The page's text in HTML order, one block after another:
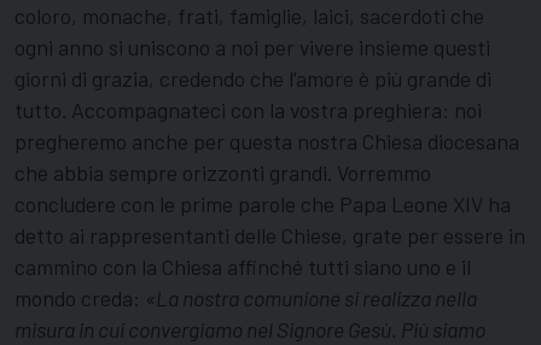
coloro, monache, frati, famiglie, laici, sacerdoti che
ogni anno si uniscono a noi per vivere insieme questi
giorni di grazia, credendo che l’amore è più grande di
tutto. Accompagnateci con la vostra preghiera: noi
pregheremo anche per questa nostra Chiesa diocesana
che abbia sempre orizzonti grandi. Vorremmo
concludere con le prime parole che Papa Leone XIV ha
detto ai rappresentanti delle Chiese, grate per essere in
cammino con la Chiesa affinché tutti siano uno e il
mondo creda: «La nostra comunione si realizza nella
misura in cui convergiamo nel Signore Gesù. Più siamo